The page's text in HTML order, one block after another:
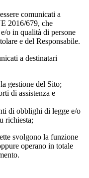
comunicati a
2016/679, che
o in qualità di persone
e del Responsabile.
a destinatari
gestione del Sito;
di assistenza e
di obblighi di legge e/o
richiesta;
svolgono la funzione
operano in totale